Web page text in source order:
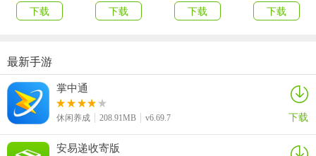
功能介绍
新版本的变声器，还加入了本地导入功能，让你自由加载音频到耳鼠
变声器并分享，同时支持悬浮窗播放，满足更多使用场景。同时，我
们还实现了视频实时变声的功能，戴上耳机可以听到变声后的效果并
拍摄，让你拍的短视频效果更加炫酷哦！
【语音包+变声】
下载
下载
下载
下载
最新手游
掌中通
休闲养成 208.91MB v6.69.7 下载
安易递收寄版